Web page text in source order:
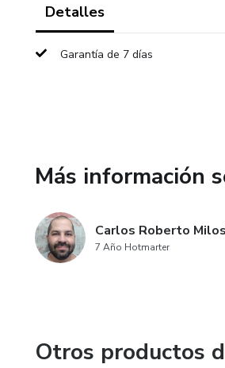
Detalles
Garantía de 7 días
Más información
Carlos Roberto
7 Año Hotmarter
Otros productos